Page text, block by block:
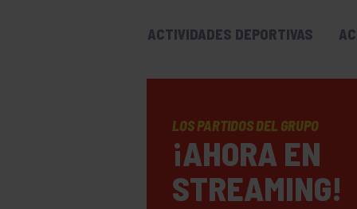
ACTIVIDADES DEPORTIVAS
LOS PARTIDOS DEL GRUPO
¡AHORA EN
STREAMING!